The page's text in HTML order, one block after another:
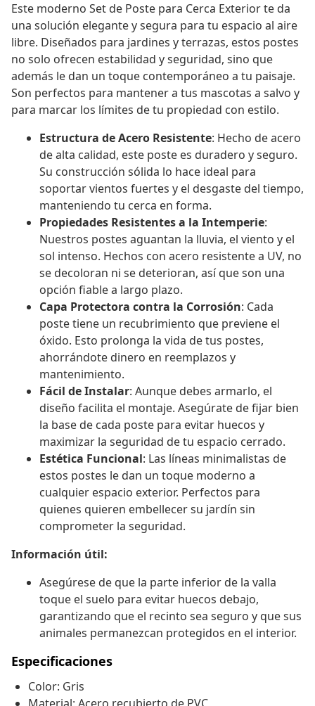
Este moderno Set de Poste para Cerca Exterior te da
una solución elegante y segura para tu espacio al aire
libre. Diseñados para jardines y terrazas, estos postes
no solo ofrecen estabilidad y seguridad, sino que
además le dan un toque contemporáneo a tu paisaje.
Son perfectos para mantener a tus mascotas a salvo y
para marcar los límites de tu propiedad con estilo.
Estructura de Acero Resistente: Hecho de acero
de alta calidad, este poste es duradero y seguro.
Su construcción sólida lo hace ideal para
soportar vientos fuertes y el desgaste del tiempo,
manteniendo tu cerca en forma.
Propiedades Resistentes a la Intemperie:
Nuestros postes aguantan la lluvia, el viento y el
sol intenso. Hechos con acero resistente a UV, no
se decoloran ni se deterioran, así que son una
opción fiable a largo plazo.
Capa Protectora contra la Corrosión: Cada
poste tiene un recubrimiento que previene el
óxido. Esto prolonga la vida de tus postes,
ahorrándote dinero en reemplazos y
mantenimiento.
Fácil de Instalar: Aunque debes armarlo, el
diseño facilita el montaje. Asegúrate de fijar bien
la base de cada poste para evitar huecos y
maximizar la seguridad de tu espacio cerrado.
Estética Funcional: Las líneas minimalistas de
estos postes le dan un toque moderno a
cualquier espacio exterior. Perfectos para
quienes quieren embellecer su jardín sin
comprometer la seguridad.
Información útil:
Asegúrese de que la parte inferior de la valla
toque el suelo para evitar huecos debajo,
garantizando que el recinto sea seguro y que sus
animales permanezcan protegidos en el interior.
Especificaciones
Color: Gris